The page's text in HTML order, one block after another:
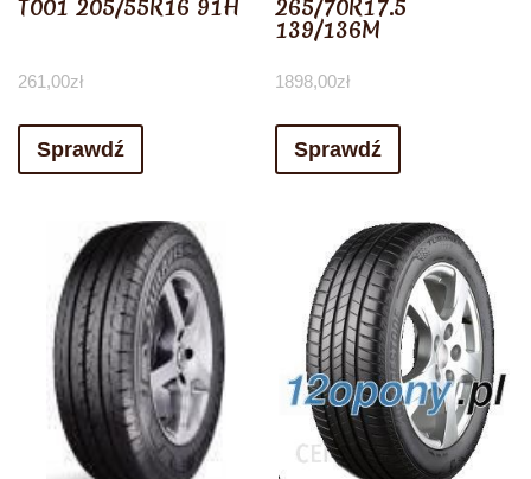
T001 205/55R16 91H
261,00zł
Sprawdź
265/70R17.5
139/136M
1898,00zł
Sprawdź